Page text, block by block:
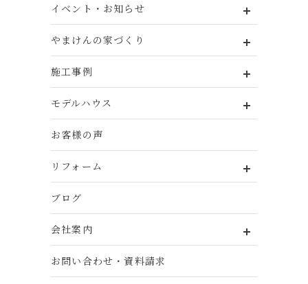
イベント・お知らせ
やまけんの家づくり
施工事例
モデルハウス
お客様の声
リフォーム
ブログ
会社案内
お問い合わせ・資料請求